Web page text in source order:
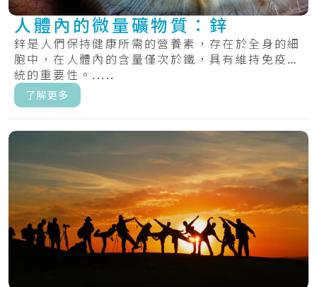
人體內的微量礦物質：鋅
鋅是人們保持健康所需的營養素，存在於全身的細
胞中，在人體內的含量僅次於鐵，具有維持免疫系
統的重要性。.....
了解更多